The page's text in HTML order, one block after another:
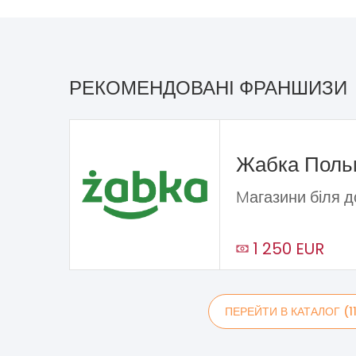
РЕКОМЕНДОВАНІ ФРАНШИЗИ
Жабка
Mагазини біля
1 250 EUR
ПЕРЕЙТИ В КАТАЛОГ